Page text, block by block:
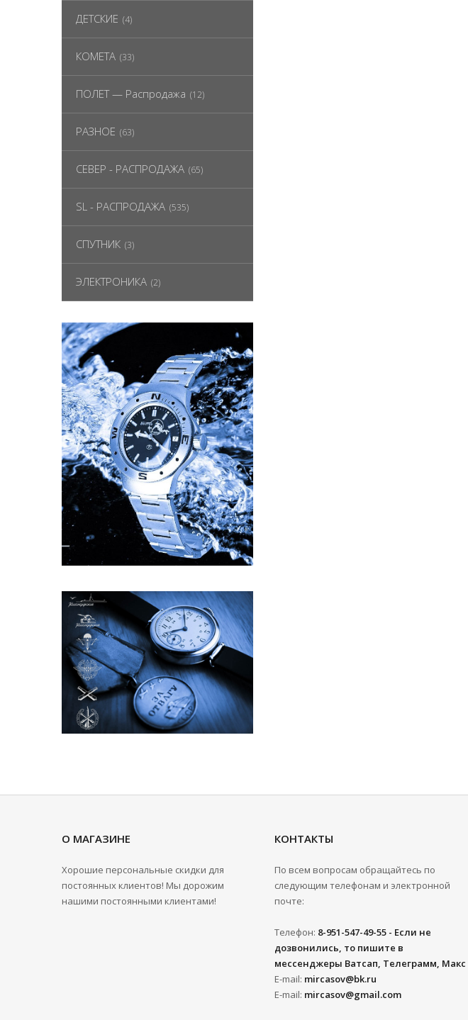
ДЕТСКИЕ (4)
КОМЕТА (33)
ПОЛЕТ — Распродажа (12)
РАЗНОЕ (63)
СЕВЕР - РАСПРОДАЖА (65)
SL - РАСПРОДАЖА (535)
СПУТНИК (3)
ЭЛЕКТРОНИКА (2)
О МАГАЗИНЕ
Хорошие персональные скидки для
постоянных клиентов! Мы дорожим
нашими постоянными клиентами!
КОНТАКТЫ
По всем вопросам обращайтесь по
следующим телефонам и электронной
почте:
Телефон: 8-951-547-49-55 - Если не
дозвонились, то пишите в
мессенджеры Ватсап, Телеграмм, Макс
E-mail: mircasov@bk.ru
E-mail: mircasov@gmail.com